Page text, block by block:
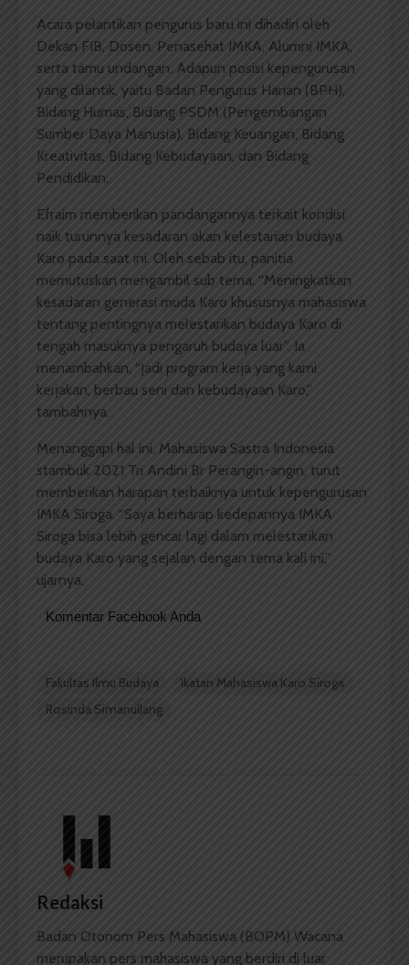
Acara pelantikan pengurus baru ini dihadiri oleh
Dekan FIB, Dosen, Penasehat IMKA, Alumni IMKA,
serta tamu undangan. Adapun posisi kepengurusan
yang dilantik, yaitu Badan Pengurus Harian (BPH),
Bidang Humas, Bidang PSDM (Pengembangan
Sumber Daya Manusia), Bidang Keuangan, Bidang
Kreativitas, Bidang Kebudayaan, dan Bidang
Pendidikan.
Efraim memberikan pandangannya terkait kondisi
naik turunnya kesadaran akan kelestarian budaya
Karo pada saat ini. Oleh sebab itu, panitia
memutuskan mengambil sub tema, “Meningkatkan
kesadaran generasi muda Karo khususnya mahasiswa
tentang pentingnya melestarikan budaya Karo di
tengah masuknya pengaruh budaya luar”. Ia
menambahkan, “Jadi program kerja yang kami
kerjakan, berbau seni dan kebudayaan Karo,”
tambahnya.
Menanggapi hal ini, Mahasiswa Sastra Indonesia
stambuk 2021 Tri Andini Br Perangin-angin, turut
memberikan harapan terbaiknya untuk kepengurusan
IMKA Siroga. “Saya berharap kedepannya IMKA
Siroga bisa lebih gencar lagi dalam melestarikan
budaya Karo yang sejalan dengan tema kali ini,”
ujarnya.
Komentar Facebook Anda
Fakultas Ilmu Budaya
Ikatan Mahasiswa Karo Siroga
Rosinda Simanullang
Redaksi
Badan Otonom Pers Mahasiswa (BOPM) Wacana
merupakan pers mahasiswa yang berdiri di luar